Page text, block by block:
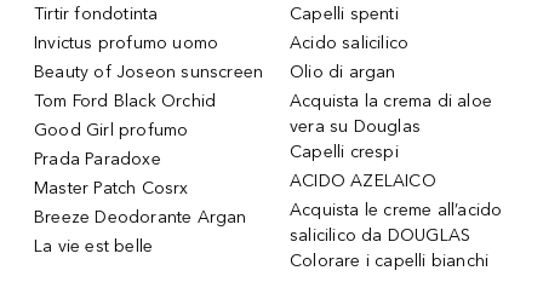
Tirtir fondotinta
Invictus profumo uomo
Beauty of Joseon sunscreen
Tom Ford Black Orchid
Good Girl profumo
Prada Paradoxe
Master Patch Cosrx
Breeze Deodorante Argan
La vie est belle
Capelli spenti
Acido salicilico
Olio di argan
Acquista la crema di aloe
vera su Douglas
Capelli crespi
ACIDO AZELAICO
Acquista le creme all’acido
salicilico da DOUGLAS
Colorare i capelli bianchi